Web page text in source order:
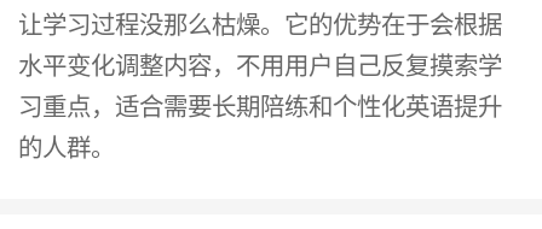
让学习过程没那么枯燥。它的优势在于会根据
水平变化调整内容，不用用户自己反复摸索学
习重点，适合需要长期陪练和个性化英语提升
的人群。